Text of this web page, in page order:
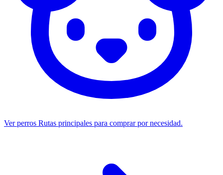
Ver perros Rutas principales para comprar por necesidad.